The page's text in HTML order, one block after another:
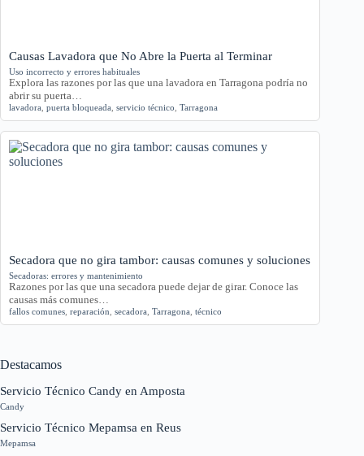
Causas Lavadora que No Abre la Puerta al Terminar
Uso incorrecto y errores habituales
Explora las razones por las que una lavadora en Tarragona podría no
abrir su puerta…
lavadora puerta bloqueada servicio técnico Tarragona
Secadora que no gira tambor: causas comunes y soluciones
Secadoras: errores y mantenimiento
Razones por las que una secadora puede dejar de girar. Conoce las
causas más comunes…
fallos comunes reparación secadora Tarragona técnico
Destacamos
Servicio Técnico Candy en Amposta
Candy
Servicio Técnico Mepamsa en Reus
Mepamsa